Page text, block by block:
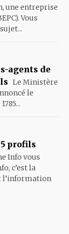
une entreprise
Vous
agents de
Le Ministère
le
profils
Info vous
c’est la
l’information